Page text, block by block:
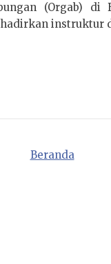
(Orgab) di
instruktur
Beranda